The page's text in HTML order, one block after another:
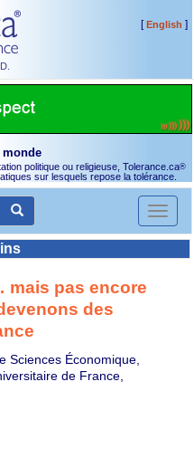
[English ]
politique ou religieuse, Tolerance.ca®
sur lesquels repose la tolérance.
Toggle
mais pas encore
des
Sciences Économique,
de France,